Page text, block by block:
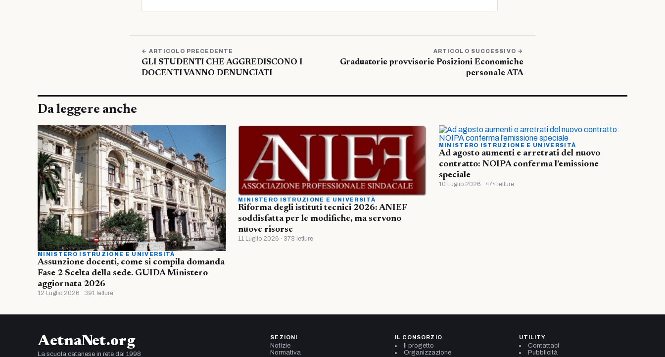
← ARTICOLO PRECEDENTE
GLI STUDENTI CHE AGGREDISCONO I
DOCENTI VANNO DENUNCIATI
ARTICOLO SUCCESSIVO →
Graduatorie provvisorie Posizioni Economiche
personale ATA
Da leggere anche
MINISTERO ISTRUZIONE E UNIVERSITÀ
Assunzione docenti, come si compila domanda
Fase 2 Scelta della sede. GUIDA Ministero
aggiornata 2026
12 Luglio 2026 · 391 letture
MINISTERO ISTRUZIONE E UNIVERSITÀ
Riforma degli istituti tecnici 2026: ANIEF
soddisfatta per le modifiche, ma servono
nuove risorse
11 Luglio 2026 · 373 letture
MINISTERO ISTRUZIONE E UNIVERSITÀ
Ad agosto aumenti e arretrati del nuovo
contratto: NOIPA conferma l’emissione
speciale
10 Luglio 2026 · 474 letture
AetnaNet.org
La scuola catanese in rete dal 1998
SEZIONI
Notizie
Normativa
IL CONSORZIO
Il progetto
Organizzazione
UTILITY
Contattaci
Pubblicità